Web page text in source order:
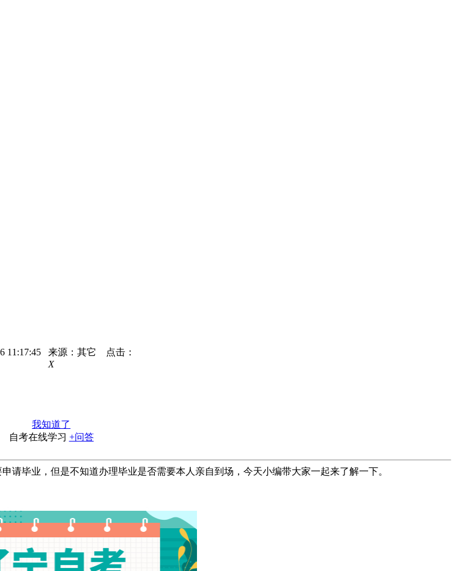
11:17:45 来源：其它 点击：
X
我知道了
自考在线学习 +问答
请毕业，但是不知道办理毕业是否需要本人亲自到场，今天小编带大家一起来了解一下。